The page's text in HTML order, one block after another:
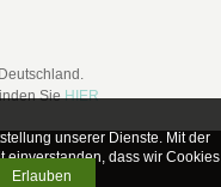
unserer Dienste. Mit der
einverstanden, dass wir Cookies
Erlauben
SieHIER